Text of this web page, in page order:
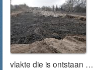
vlakte die is ontstaan …